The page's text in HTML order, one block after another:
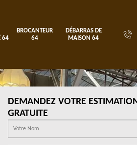
64
BROCANTEUR
64
DÉBARRAS DE
MAISON 64
DEMANDEZ VOTRE ESTIMATION
GRATUITE